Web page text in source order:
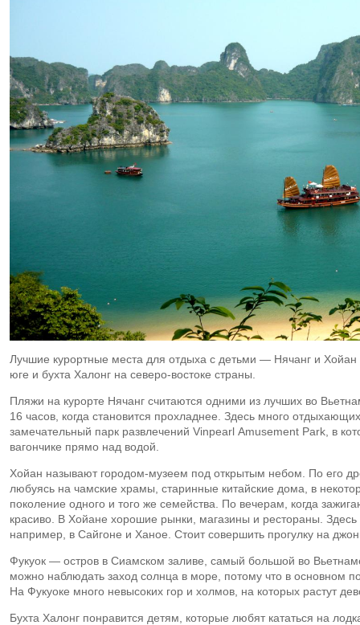
Лучшие курортные места для отдыха с детьми — Нячанг и
юге и бухта Халонг на северо-востоке страны.
Пляжи на курорте Нячанг считаются одними из лучших во
16 часов, когда становится прохладнее. Здесь много
замечательный парк развлечений Vinpearl Amusement Park, в
вагончике прямо над водой.
Хойан называют городом-музеем под открытым небом. По его
любуясь на чамские храмы, старинные китайские дома, в
поколение одного и того же семейства. По вечерам, когда
красиво. В Хойане хорошие рынки, магазины и рестораны.
например, в Сайгоне и Ханое. Стоит совершить прогулку на
Фукуок — остров в Сиамском заливе, самый большой во
можно наблюдать заход солнца в море, потому что в основном
На Фукуоке много невысоких гор и холмов, на которых растут
Бухта Халонг понравится детям, которые любят кататься на